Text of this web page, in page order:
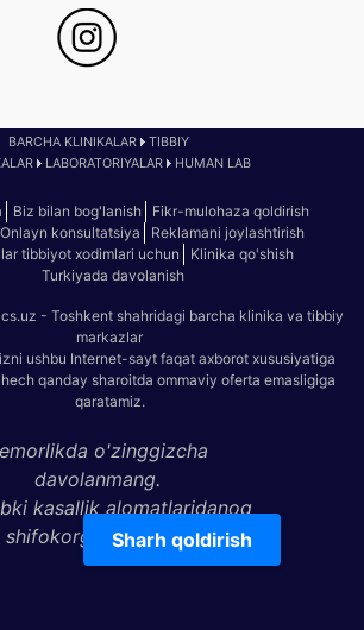
Sharh qoldirish
BARCHA KLINIKALAR
TIBBIY
LABORATORIYALAR HUMAN LAB
Biz bilan bog'lanish
Fikr-mulohaza qoldirish
Onlayn konsultatsiya
Reklamani joylashtirish
tibbiyot xodimlari uchun
Klinika qo'shish
Turkiyada davolanish
- Toshkent shahridagi barcha klinika va tibbiy
markazlar
ushbu Internet-sayt faqat axborot xususiyatiga
qanday sharoitda ommaviy oferta emasligiga
qaratamiz.
o'zinggizcha
davolanmang.
kasallik alomatlaridanoq
shifokorga ko'rining!